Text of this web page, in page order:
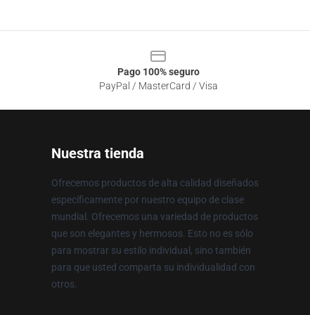
Pago 100% seguro
PayPal / MasterCard / Visa
Nuestra tienda
Ofrecemos productos de alta calidad diseñados
específicamente por nuestro equipo de clase
mundial. Ofrecemos una variedad de productos
que son elegantes y hermosos. Esto no es sólo
para mostrar su estilo individual, sino también
para que usted comparta su individualidad con
otros.